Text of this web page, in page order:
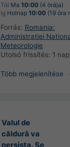
Tól Ma 10:00 (4 órája)
Ig Holnap 10:00 (19 óra
Forrás: Romania:
Administratiei
Meteorologie
Utolsó frissítés: 1
Több megjelenítése
Valul de
căldură va
persista. Se